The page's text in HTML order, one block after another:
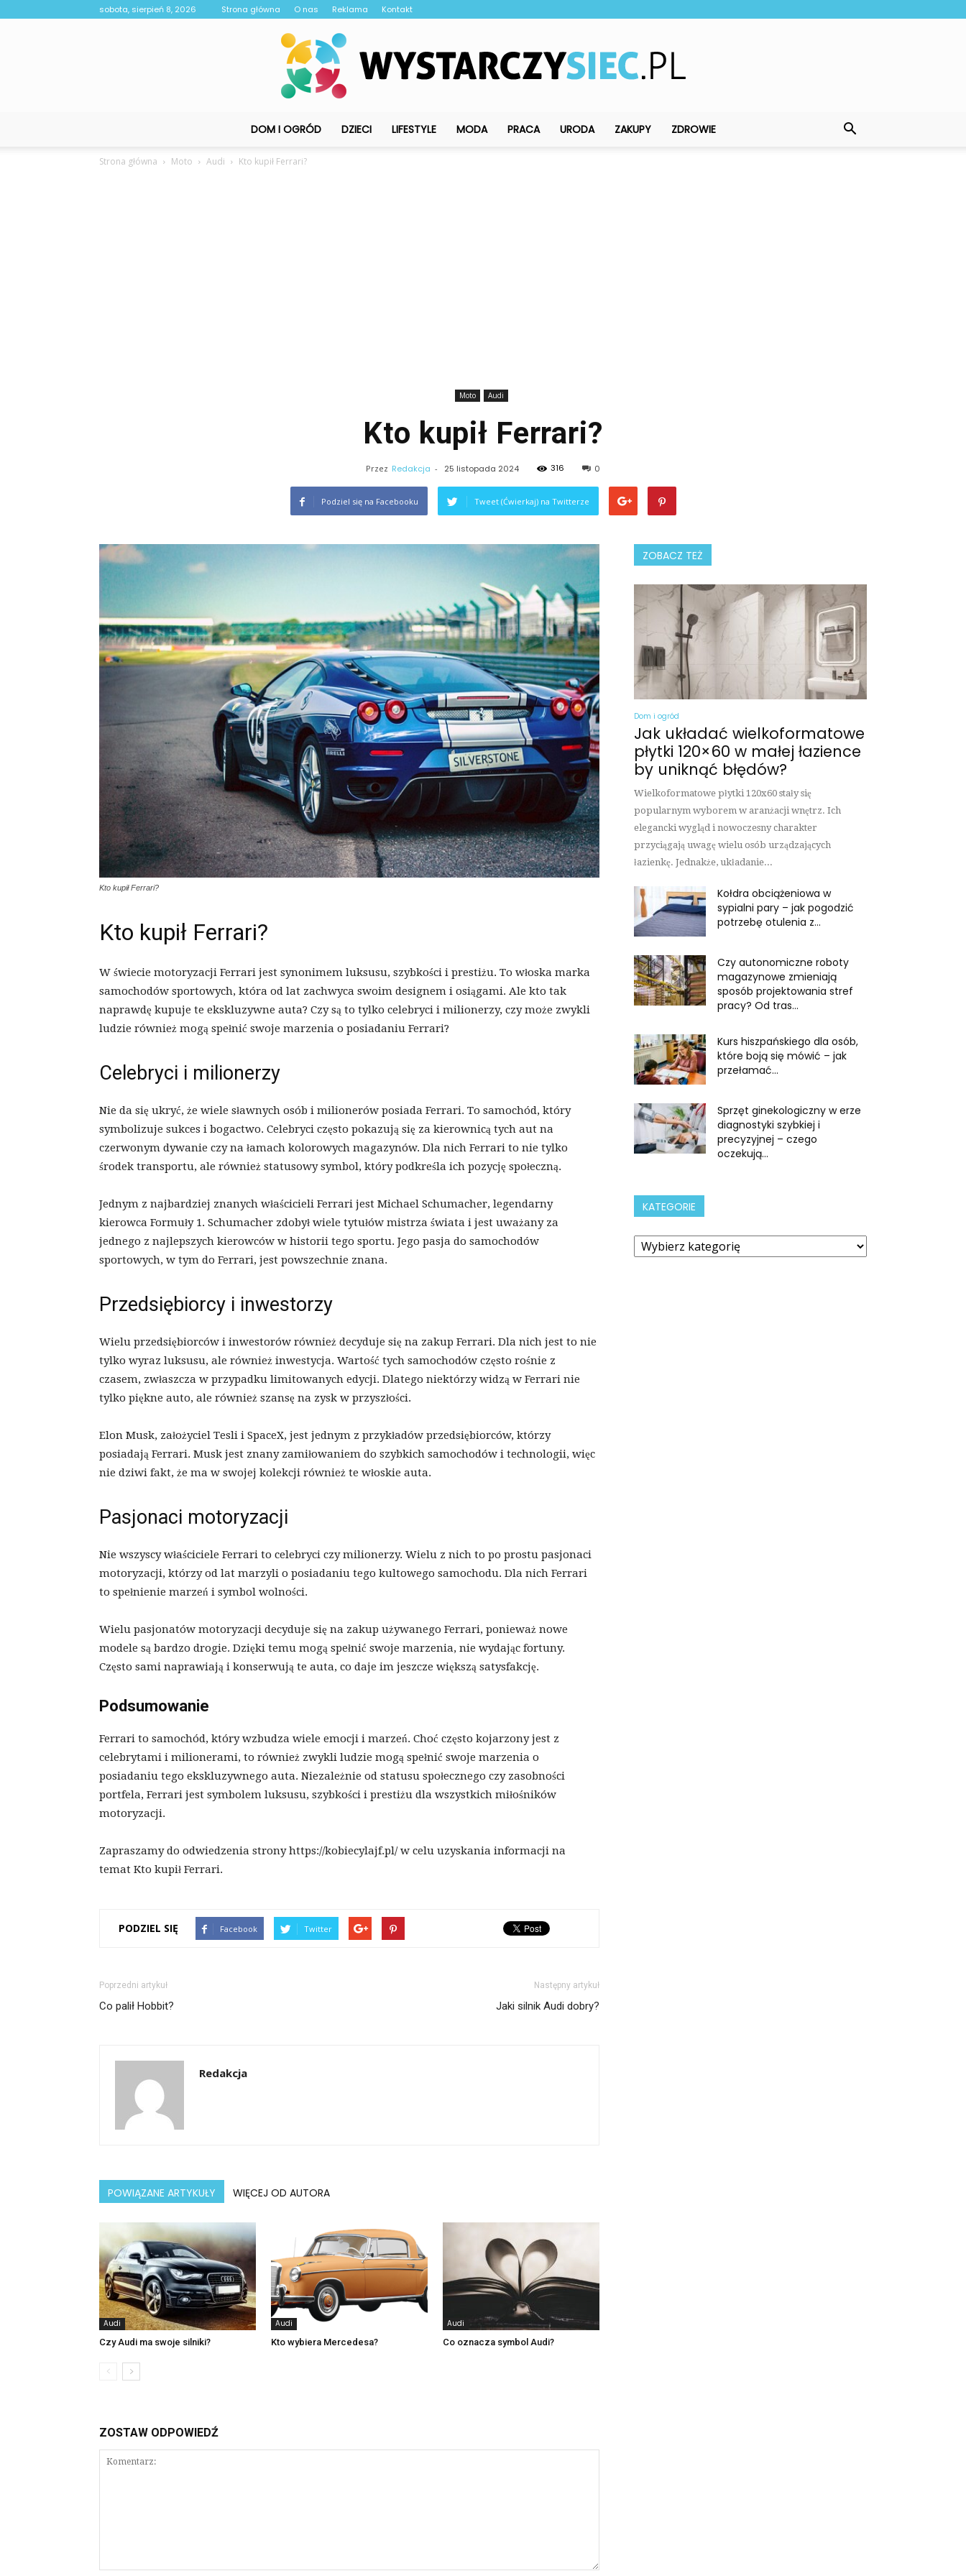
sobota, sierpień 8, 2026 Strona główna O nas Reklama Kontakt
DOM I OGRÓD DZIECI LIFESTYLE MODA PRACA URODA ZAKUPY ZDROWIE
Strona główna Moto Audi Kto kupił Ferrari?
Moto Audi
Kto kupił Ferrari?
Przez Redakcja - 25 listopada 2024 316 0
Podziel się na Facebooku Tweet (Ćwierkaj) na Twitterze
Kto kupił Ferrari?
Kto kupił Ferrari?
W świecie motoryzacji Ferrari jest synonimem luksusu, szybkości i prestiżu. To włoska marka
samochodów sportowych, która od lat zachwyca swoim designem i osiągami. Ale kto tak
naprawdę kupuje te ekskluzywne auta? Czy są to tylko celebryci i milionerzy, czy może zwykli
ludzie również mogą spełnić swoje marzenia o posiadaniu Ferrari?
Celebryci i milionerzy
Nie da się ukryć, że wiele sławnych osób i milionerów posiada Ferrari. To samochód, który
symbolizuje sukces i bogactwo. Celebryci często pokazują się za kierownicą tych aut na
czerwonym dywanie czy na łamach kolorowych magazynów. Dla nich Ferrari to nie tylko
środek transportu, ale również statusowy symbol, który podkreśla ich pozycję społeczną.
Jednym z najbardziej znanych właścicieli Ferrari jest Michael Schumacher, legendarny
kierowca Formuły 1. Schumacher zdobył wiele tytułów mistrza świata i jest uważany za
jednego z najlepszych kierowców w historii tego sportu. Jego pasja do samochodów
sportowych, w tym do Ferrari, jest powszechnie znana.
Przedsiębiorcy i inwestorzy
Wielu przedsiębiorców i inwestorów również decyduje się na zakup Ferrari. Dla nich jest to nie
tylko wyraz luksusu, ale również inwestycja. Wartość tych samochodów często rośnie z
czasem, zwłaszcza w przypadku limitowanych edycji. Dlatego niektórzy widzą w Ferrari nie
tylko piękne auto, ale również szansę na zysk w przyszłości.
Elon Musk, założyciel Tesli i SpaceX, jest jednym z przykładów przedsiębiorców, którzy
posiadają Ferrari. Musk jest znany zamiłowaniem do szybkich samochodów i technologii, więc
nie dziwi fakt, że ma w swojej kolekcji również te włoskie auta.
Pasjonaci motoryzacji
Nie wszyscy właściciele Ferrari to celebryci czy milionerzy. Wielu z nich to po prostu pasjonaci
motoryzacji, którzy od lat marzyli o posiadaniu tego kultowego samochodu. Dla nich Ferrari
to spełnienie marzeń i symbol wolności.
Wielu pasjonatów motoryzacji decyduje się na zakup używanego Ferrari, ponieważ nowe
modele są bardzo drogie. Dzięki temu mogą spełnić swoje marzenia, nie wydając fortuny.
Często sami naprawiają i konserwują te auta, co daje im jeszcze większą satysfakcję.
Podsumowanie
Ferrari to samochód, który wzbudza wiele emocji i marzeń. Choć często kojarzony jest z
celebrytami i milionerami, to również zwykli ludzie mogą spełnić swoje marzenia o
posiadaniu tego ekskluzywnego auta. Niezależnie od statusu społecznego czy zasobności
portfela, Ferrari jest symbolem luksusu, szybkości i prestiżu dla wszystkich miłośników
motoryzacji.
Zapraszamy do odwiedzenia strony https://kobiecylajf.pl/ w celu uzyskania informacji na
temat Kto kupił Ferrari.
PODZIEL SIĘ Facebook Twitter
Poprzedni artykuł
Co palił Hobbit?
Następny artykuł
Jaki silnik Audi dobry?
Redakcja
POWIĄZANE ARTYKUŁY WIĘCEJ OD AUTORA
Audi
Czy Audi ma swoje silniki?
Audi
Kto wybiera Mercedesa?
Audi
Co oznacza symbol Audi?
ZOSTAW ODPOWIEDŹ
ZOBACZ TEŻ
Dom i ogród
Jak układać wielkoformatowe
płytki 120×60 w małej łazience
by uniknąć błędów?
Wielkoformatowe płytki 120x60 stały się
popularnym wyborem w aranżacji wnętrz. Ich
elegancki wygląd i nowoczesny charakter
przyciągają uwagę wielu osób urządzających
łazienkę. Jednakże, układanie...
Kołdra obciążeniowa w
sypialni pary – jak pogodzić
potrzebę otulenia z...
Czy autonomiczne roboty
magazynowe zmieniają
sposób projektowania stref
pracy? Od tras...
Kurs hiszpańskiego dla osób,
które boją się mówić – jak
przełamać...
Sprzęt ginekologiczny w erze
diagnostyki szybkiej i
precyzyjnej – czego
oczekują...
KATEGORIE
Kategorie